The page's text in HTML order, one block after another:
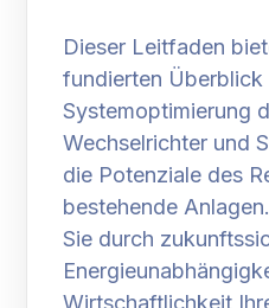
Dieser Leitfaden
fundierten
Systemoptimierung
Wechselrichter und
die Potenziale des
bestehende
Sie durch
Wirtschaftlichkeit